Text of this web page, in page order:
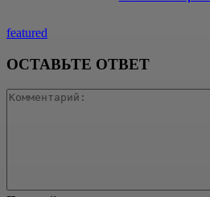
featured
ОСТАВЬТЕ ОТВЕТ